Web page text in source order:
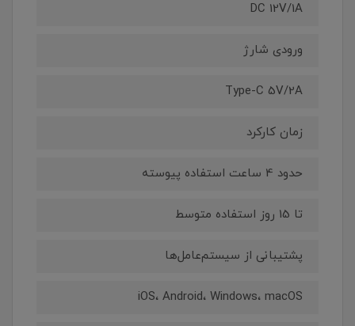
DC 12V/1A
ورودی شارژ
Type-C 5V/2A
زمان کارکرد
حدود 4 ساعت استفاده پیوسته
تا 15 روز استفاده متوسط
پشتیبانی از سیستم‌عامل‌ها
iOS، Android، Windows، macOS